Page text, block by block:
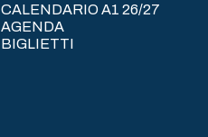
CALENDARIO A1 26/27
AGENDA
BIGLIETTI